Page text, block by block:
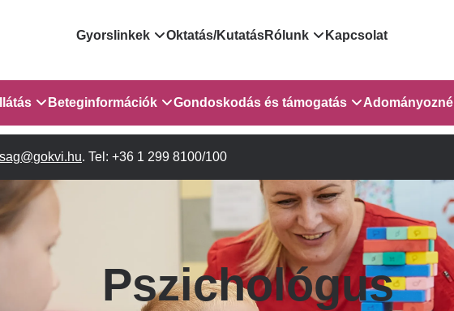
Domain
menu
for
GOKVI
(alt)
Gyorslinkek
Országos Online Várólista
EESZT - Egészségablak
Sürgősségi ügyeletkereső
Egységes alapellátási ügyeleti
rendszer
Oktatás/KutatásRólunk
Rendezvényeink
Dolgozz a GOKVI-ban!
Pályázatok
Egészségfejlesztő kórház
Közérdekű adatok
Kapcsolat
és Érsebészet
ITR - 3.
és
Osztály 1-2. em.
Beteginformációk
Orvosaink
Leletek és laboreredmények
Egészségügyi dokumentáció
kikérő lap
Gondoskodás és támogatás
Gyermekeknek és szüleiknek
Pszichológusok
Gyógytornászok
Szociális munkás
Kórházpedagógia
. Tel: +36 1 299 8100/100
Pszichológus